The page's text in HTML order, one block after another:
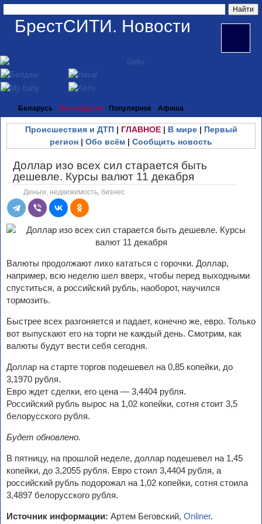
БрестСИТИ. Новости
Беларусь Все новости Популярное Афиша
Происшествия и ДТП| ГЛАВНОЕ| В мире| Первый
регион | Обо всём | Сообщить новость
Доллар изо всех сил старается быть
дешевле. Курсы валют 11 декабря
Деньги, недвижимость, бизнес
Валюты продолжают лихо кататься с горочки. Доллар,
например, всю неделю шел вверх, чтобы перед выходными
спуститься, а российский рубль, наоборот, научился
тормозить.
Быстрее всех разгоняется и падает, конечно же, евро. Только
вот выпускают его на торги не каждый день. Смотрим, как
валюты будут вести себя сегодня.
Доллар на старте торгов подешевел на 0,85 копейки, до
3,1970 рубля.
Евро ждет сделки, его цена — 3,4404 рубля.
Российский рубль вырос на 1,02 копейки, сотня стоит 3,5
белорусского рубля.
Будет обновлено.
В пятницу, на прошлой неделе, доллар подешевел на 1,45
копейки, до 3,2055 рубля. Евро стоил 3,4404 рубля, а
российский рубль подорожал на 1,02 копейки, сотня стоила
3,4897 белорусского рубля.
Источник информации: Артем Беговский, Onliner.